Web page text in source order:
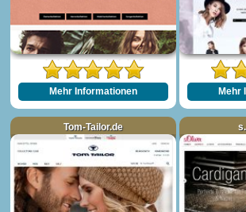
Mehr Informationen Mehr
Tom-Tailor.de